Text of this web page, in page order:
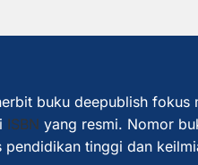
buku deepublish fokus
ISBN yang resmi. Nomor
tinggi dan